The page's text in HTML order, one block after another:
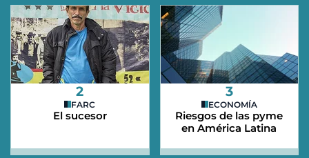
2
FARC
El sucesor
3
ECONOMÍA
Riesgos de las pyme
en América Latina